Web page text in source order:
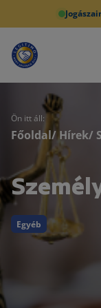
Ön itt áll:
Főoldal/Hírek/
Egyéb